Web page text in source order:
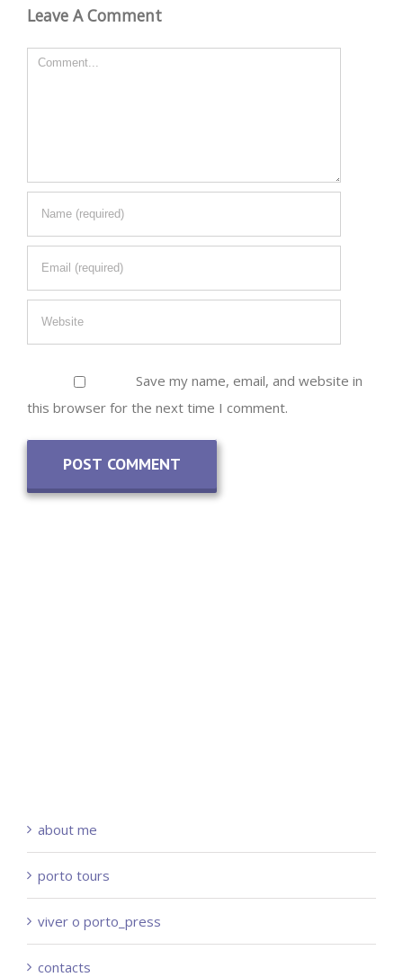
Leave A Comment
Comment
Save my name, email, and website in
this browser for the next time I comment.
about me
porto tours
viver o porto_press
contacts